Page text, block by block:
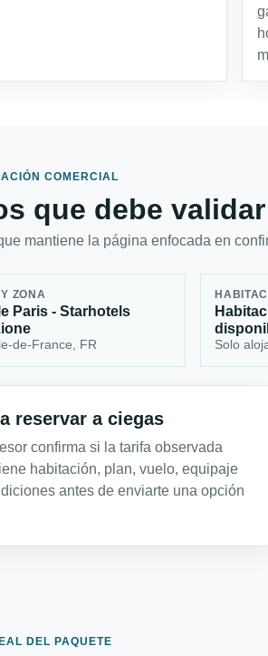
COMERCIAL
que debe
mantiene la página enfocada en
ZONA
Paris - Starhotels
de-France, FR Solo
reservar a ciegas
confirma si la tarifa observada
habitación, plan, vuelo, equipaje
antes de enviarte una opción
DEL PAQUETE